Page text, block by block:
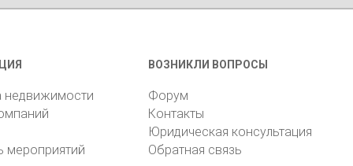
недвижимости
мероприятий
ВОЗНИКЛИ ВОПРОСЫ
Форум
Контакты
Юридическая консультация
Обратная связь